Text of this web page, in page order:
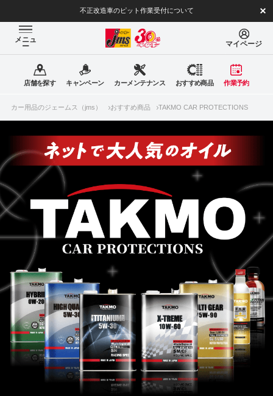
不正改造車のピット作業受付について
メニュ
ー マイページ
店舗を探す キャンペーン カーメンテナンス おすすめ商品 作業予約
カー用品のジェームス（jms） おすすめ商品 TAKMO CAR PROTECTIONS